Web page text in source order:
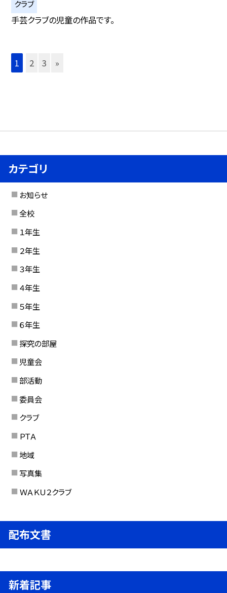
クラブ
手芸クラブの児童の作品です。
1 2 3 »
カテゴリ
お知らせ
全校
１年生
２年生
３年生
４年生
５年生
６年生
探究の部屋
児童会
部活動
委員会
クラブ
ＰＴＡ
地域
写真集
ＷＡＫＵ２クラブ
配布文書
新着記事